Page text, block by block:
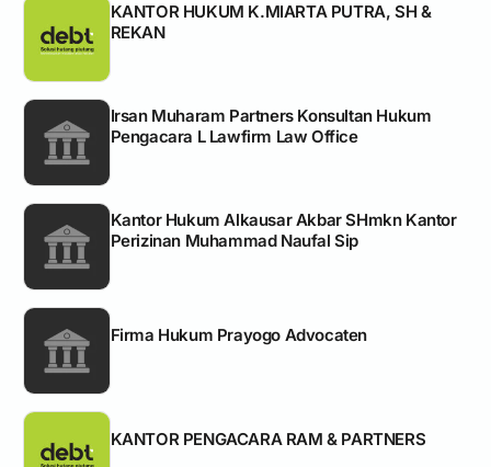
KANTOR HUKUM K.MIARTA PUTRA, SH &
REKAN
Irsan Muharam Partners Konsultan Hukum
Pengacara L Lawfirm Law Office
Kantor Hukum Alkausar Akbar SHmkn Kantor
Perizinan Muhammad Naufal Sip
Firma Hukum Prayogo Advocaten
KANTOR PENGACARA RAM & PARTNERS